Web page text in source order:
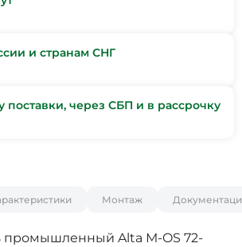
и странам СНГ
поставки, через СБП и в рассрочку
Монтаж
промышленный Alta М-OS 72-